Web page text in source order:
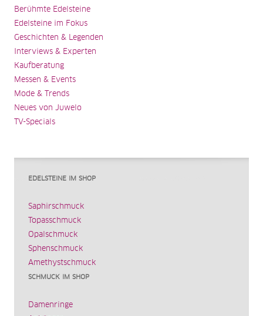
Berühmte Edelsteine
Edelsteine im Fokus
Geschichten & Legenden
Interviews & Experten
Kaufberatung
Messen & Events
Mode & Trends
Neues von Juwelo
TV-Specials
EDELSTEINE IM SHOP
Saphirschmuck
Topasschmuck
Opalschmuck
Sphenschmuck
Amethystschmuck
SCHMUCK IM SHOP
Damenringe